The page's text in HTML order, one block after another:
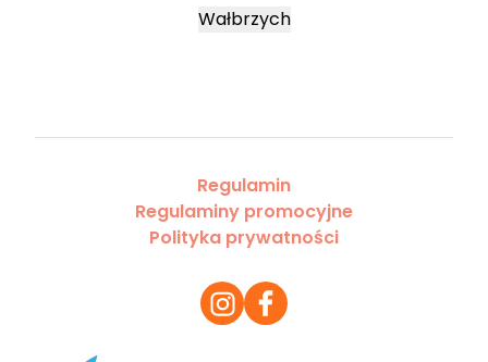
Wałbrzych
Regulamin
Regulaminy promocyjne
Polityka prywatności